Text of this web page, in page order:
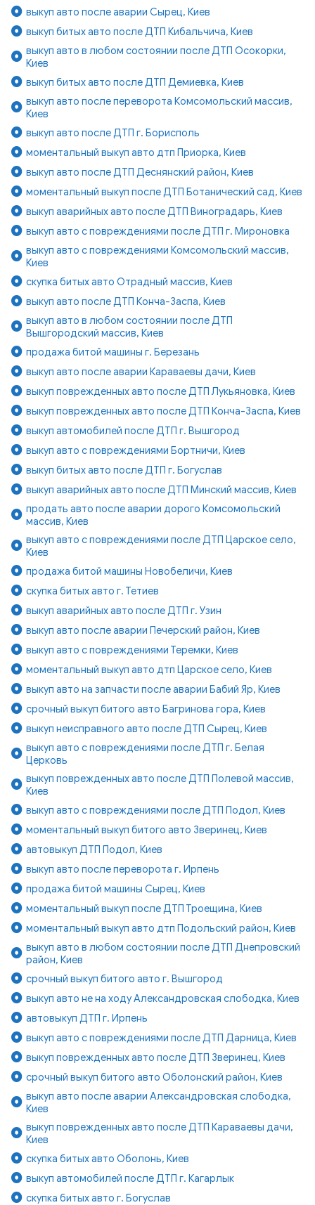
выкуп авто после аварии Сырец, Киев
выкуп битых авто после ДТП Кибальчича, Киев
выкуп авто в любом состоянии после ДТП Осокорки,
Киев
выкуп битых авто после ДТП Демиевка, Киев
выкуп авто после переворота Комсомольский массив,
Киев
выкуп авто после ДТП г. Борисполь
моментальный выкуп авто дтп Приорка, Киев
выкуп авто после ДТП Деснянский район, Киев
моментальный выкуп после ДТП Ботанический сад, Киев
выкуп аварийных авто после ДТП Виноградарь, Киев
выкуп авто с повреждениями после ДТП г. Мироновка
выкуп авто с повреждениями Комсомольский массив,
Киев
скупка битых авто Отрадный массив, Киев
выкуп авто после ДТП Конча-Заспа, Киев
выкуп авто в любом состоянии после ДТП
Вышгородский массив, Киев
продажа битой машины г. Березань
выкуп авто после аварии Караваевы дачи, Киев
выкуп поврежденных авто после ДТП Лукьяновка, Киев
выкуп поврежденных авто после ДТП Конча-Заспа, Киев
выкуп автомобилей после ДТП г. Вышгород
выкуп авто с повреждениями Бортничи, Киев
выкуп битых авто после ДТП г. Богуслав
выкуп аварийных авто после ДТП Минский массив, Киев
продать авто после аварии дорого Комсомольский
массив, Киев
выкуп авто с повреждениями после ДТП Царское село,
Киев
продажа битой машины Новобеличи, Киев
скупка битых авто г. Тетиев
выкуп аварийных авто после ДТП г. Узин
выкуп авто после аварии Печерский район, Киев
выкуп авто с повреждениями Теремки, Киев
моментальный выкуп авто дтп Царское село, Киев
выкуп авто на запчасти после аварии Бабий Яр, Киев
срочный выкуп битого авто Багринова гора, Киев
выкуп неисправного авто после ДТП Сырец, Киев
выкуп авто с повреждениями после ДТП г. Белая
Церковь
выкуп поврежденных авто после ДТП Полевой массив,
Киев
выкуп авто с повреждениями после ДТП Подол, Киев
моментальный выкуп битого авто Зверинец, Киев
автовыкуп ДТП Подол, Киев
выкуп авто после переворота г. Ирпень
продажа битой машины Сырец, Киев
моментальный выкуп после ДТП Троещина, Киев
моментальный выкуп авто дтп Подольский район, Киев
выкуп авто в любом состоянии после ДТП Днепровский
район, Киев
срочный выкуп битого авто г. Вышгород
выкуп авто не на ходу Александровская слободка, Киев
автовыкуп ДТП г. Ирпень
выкуп авто с повреждениями после ДТП Дарница, Киев
выкуп поврежденных авто после ДТП Зверинец, Киев
срочный выкуп битого авто Оболонский район, Киев
выкуп авто после аварии Александровская слободка,
Киев
выкуп поврежденных авто после ДТП Караваевы дачи,
Киев
скупка битых авто Оболонь, Киев
выкуп автомобилей после ДТП г. Кагарлык
скупка битых авто г. Богуслав